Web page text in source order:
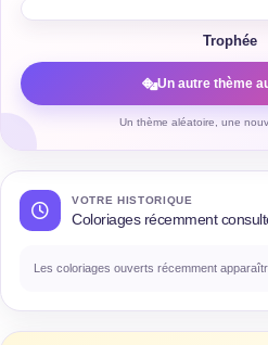
Trophée
Un autre thème
Un thème aléatoire, une
VOTRE HISTORIQUE
Coloriages récemment
Les coloriages ouverts récemment